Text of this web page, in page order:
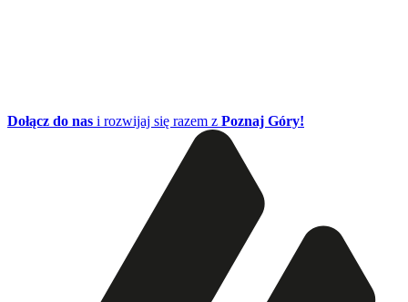
Dołącz do nas i rozwijaj się razem z Poznaj Góry!